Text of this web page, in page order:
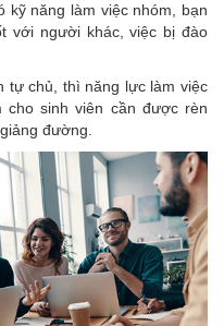
kỹ năng làm việc nhóm, bạn
với người khác, việc bị đào
tự chủ, thì năng lực làm việc
cho sinh viên cần được rèn
đường.